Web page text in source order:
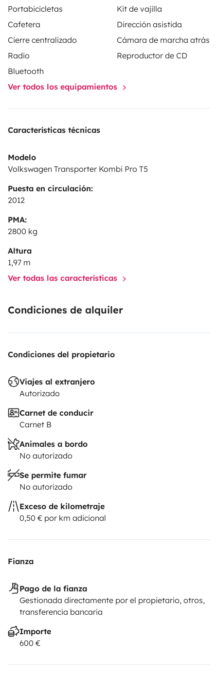
olla, sartén, platos, vasos, tabla de cortar, cafetera y
cubertería.
- No olvides traer tu ropa de cama: sábanas, mantas y
almohadas.
- Posibilidad de incluir potti, cocina de gas y ropa de
cama. (con suplemento)
Si no se devuelve en las mismas condiciones que fue
concepto de limpieza.
Portabicicletas
Kit de vajilla
Cafetera
Dirección asistida
Cierre centralizado
Cámara de marcha atrás
Radio
Reproductor de CD
Bluetooth
Ver todos los equipamientos
Características técnicas
Modelo
Volkswagen Transporter Kombi Pro T5
Puesta en circulación:
2012
PMA:
2800 kg
Altura
1,97 m
Ver todas las características
Condiciones de alquiler
Condiciones del propietario
Viajes al extranjero
Autorizado
Carnet de conducir
Carnet B
Animales a bordo
No autorizado
Se permite fumar
No autorizado
Exceso de kilometraje
0,50 € por km adicional
Fianza
Pago de la fianza
Gestionada directamente por el propietario, otros,
transferencia bancaria
Importe
600 €